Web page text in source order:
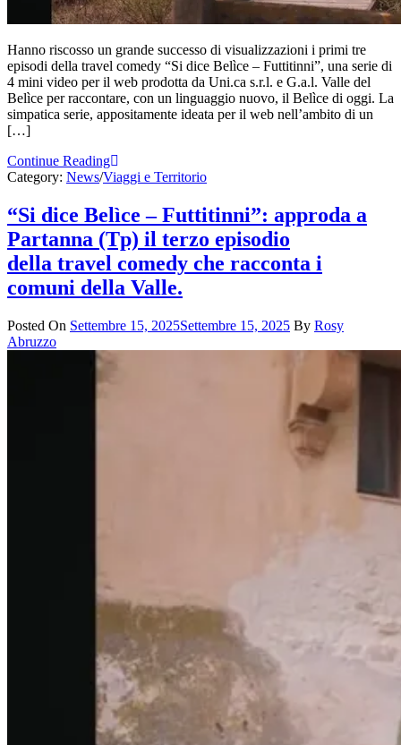
Hanno riscosso un grande successo di visualizzazioni i primi tre
episodi della travel comedy “Si dice Belìce – Futtitinni”, una serie di
4 mini video per il web prodotta da Uni.ca s.r.l. e G.a.l. Valle del
Belìce per raccontare, con un linguaggio nuovo, il Belìce di oggi. La
simpatica serie, appositamente ideata per il web nell’ambito di un
[…]
Continue Reading
Category: News/Viaggi e Territorio
“Si dice Belìce – Futtitinni”: approda a
Partanna (Tp) il terzo episodio
della travel comedy che racconta i
comuni della Valle.
Posted On Settembre 15, 2025Settembre 15, 2025 By Rosy
Abruzzo